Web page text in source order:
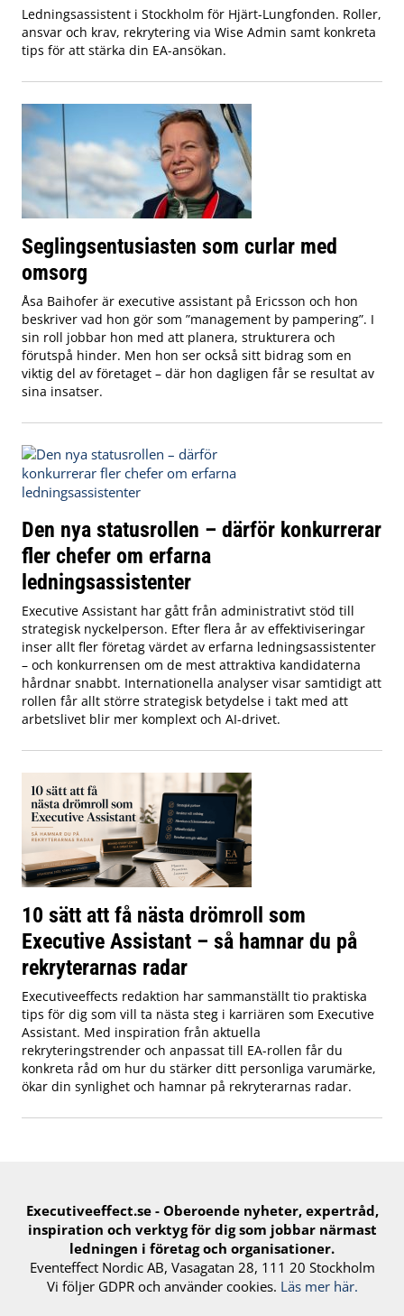
Ledningsassistent i Stockholm för Hjärt-Lungfonden. Roller,
ansvar och krav, rekrytering via Wise Admin samt konkreta
tips för att stärka din EA-ansökan.
Seglingsentusiasten som curlar med
omsorg
Åsa Baihofer är executive assistant på Ericsson och hon
beskriver vad hon gör som ”management by pampering”. I
sin roll jobbar hon med att planera, strukturera och
förutspå hinder. Men hon ser också sitt bidrag som en
viktig del av företaget – där hon dagligen får se resultat av
sina insatser.
Den nya statusrollen – därför konkurrerar
fler chefer om erfarna
ledningsassistenter
Executive Assistant har gått från administrativt stöd till
strategisk nyckelperson. Efter flera år av effektiviseringar
inser allt fler företag värdet av erfarna ledningsassistenter
– och konkurrensen om de mest attraktiva kandidaterna
hårdnar snabbt. Internationella analyser visar samtidigt att
rollen får allt större strategisk betydelse i takt med att
arbetslivet blir mer komplext och AI-drivet.
10 sätt att få nästa drömroll som
Executive Assistant – så hamnar du på
rekryterarnas radar
Executiveeffects redaktion har sammanställt tio praktiska
tips för dig som vill ta nästa steg i karriären som Executive
Assistant. Med inspiration från aktuella
rekryteringstrender och anpassat till EA-rollen får du
konkreta råd om hur du stärker ditt personliga varumärke,
ökar din synlighet och hamnar på rekryterarnas radar.
Executiveeffect.se - Oberoende nyheter, expertråd,
inspiration och verktyg för ​dig​ som jobbar närmast
ledningen i företag och organisationer.
Eventeffect Nordic AB, Vasagatan 28, 111 20 Stockholm
Vi följer GDPR och använder cookies. Läs mer här.